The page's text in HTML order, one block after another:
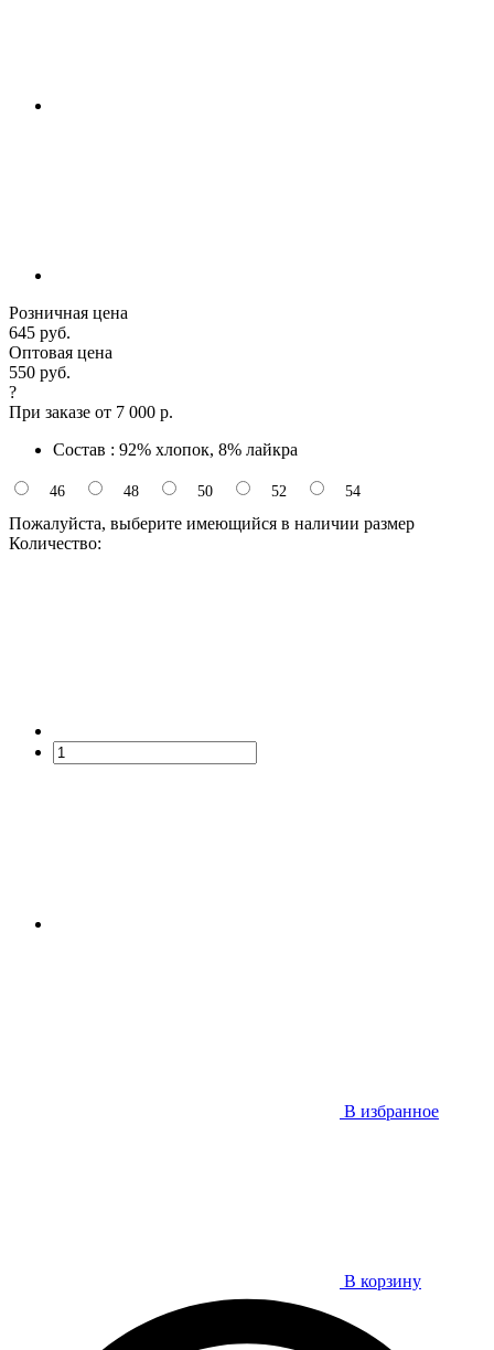
Розничная цена
645 руб.
Оптовая цена
550 руб.
?
При заказе от 7 000 р.
Состав : 92% хлопок, 8% лайкра
46 48 50 52 54
Пожалуйста, выберите имеющийся в наличии размер
Количество:
В избранное
В корзину